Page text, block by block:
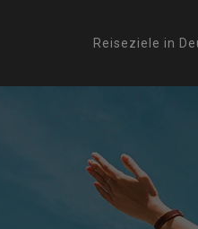
Reiseziele in